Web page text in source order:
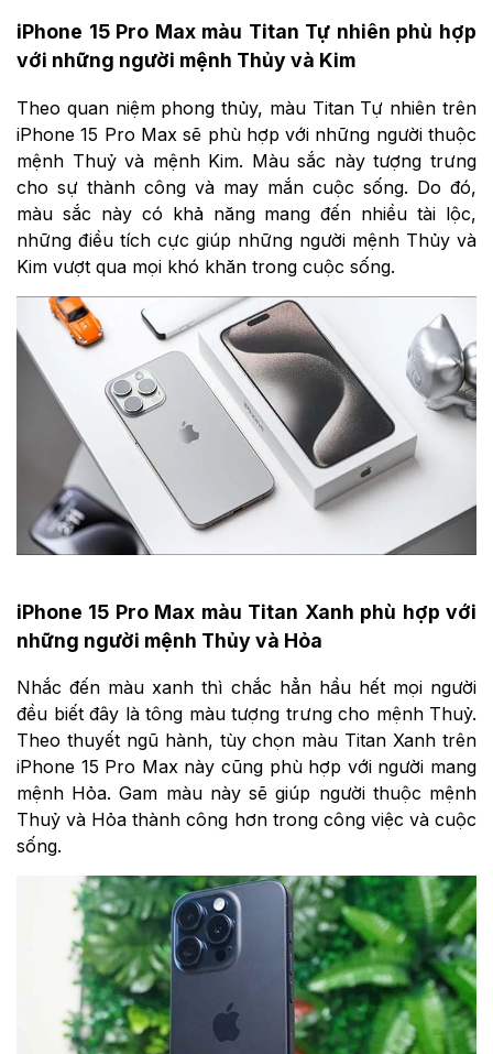
iPhone 15 Pro Max màu Titan Tự nhiên phù hợp
với những người mệnh Thủy và Kim
Theo quan niệm phong thủy, màu Titan Tự nhiên trên
iPhone 15 Pro Max sẽ phù hợp với những người thuộc
mệnh Thuỷ và mệnh Kim. Màu sắc này tượng trưng
cho sự thành công và may mắn cuộc sống. Do đó,
màu sắc này có khả năng mang đến nhiều tài lộc,
những điều tích cực giúp những người mệnh Thủy và
Kim vượt qua mọi khó khăn trong cuộc sống.
iPhone 15 Pro Max màu Titan Xanh phù hợp với
những người mệnh Thủy và Hỏa
Nhắc đến màu xanh thì chắc hẳn hầu hết mọi người
đều biết đây là tông màu tượng trưng cho mệnh Thuỷ.
Theo thuyết ngũ hành, tùy chọn màu Titan Xanh trên
iPhone 15 Pro Max này cũng phù hợp với người mang
mệnh Hỏa. Gam màu này sẽ giúp người thuộc mệnh
Thuỷ và Hỏa thành công hơn trong công việc và cuộc
sống.